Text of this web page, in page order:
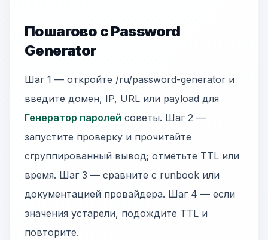
Пошагово с Password
Generator
Шаг 1 — откройте /ru/password-generator и
введите домен, IP, URL или payload для
Генератор паролей советы. Шаг 2 —
запустите проверку и прочитайте
сгруппированный вывод; отметьте TTL или
время. Шаг 3 — сравните с runbook или
документацией провайдера. Шаг 4 — если
значения устарели, подождите TTL и
повторите.